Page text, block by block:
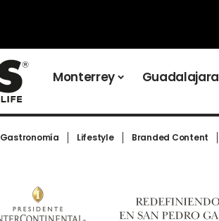
Monterrey Guadalajara
Gastronomía Lifestyle Branded Content